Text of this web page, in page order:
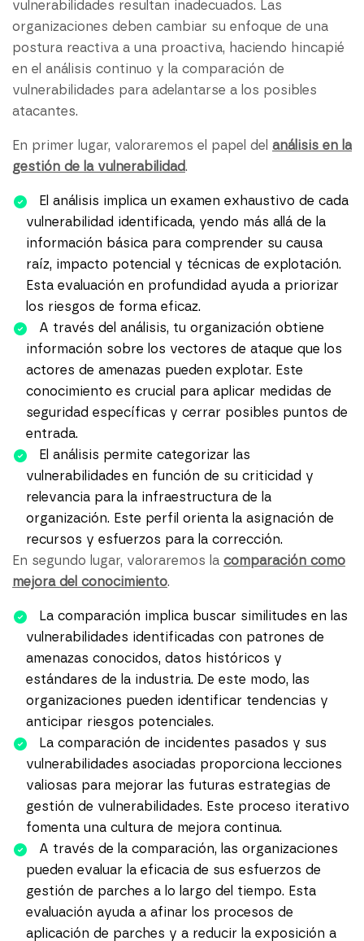
vulnerabilidades resultan inadecuados. Las
organizaciones deben cambiar su enfoque de una
postura reactiva a una proactiva, haciendo hincapié
en el análisis continuo y la comparación de
vulnerabilidades para adelantarse a los posibles
atacantes.
En primer lugar, valoraremos el papel del análisis en la
gestión de la vulnerabilidad.
El análisis implica un examen exhaustivo de cada
vulnerabilidad identificada, yendo más allá de la
información básica para comprender su causa
raíz, impacto potencial y técnicas de explotación.
Esta evaluación en profundidad ayuda a priorizar
los riesgos de forma eficaz.
A través del análisis, tu organización obtiene
información sobre los vectores de ataque que los
actores de amenazas pueden explotar. Este
conocimiento es crucial para aplicar medidas de
seguridad específicas y cerrar posibles puntos de
entrada.
El análisis permite categorizar las
vulnerabilidades en función de su criticidad y
relevancia para la infraestructura de la
organización. Este perfil orienta la asignación de
recursos y esfuerzos para la corrección.
En segundo lugar, valoraremos la comparación como
mejora del conocimiento.
La comparación implica buscar similitudes en las
vulnerabilidades identificadas con patrones de
amenazas conocidos, datos históricos y
estándares de la industria. De este modo, las
organizaciones pueden identificar tendencias y
anticipar riesgos potenciales.
La comparación de incidentes pasados y sus
vulnerabilidades asociadas proporciona lecciones
valiosas para mejorar las futuras estrategias de
gestión de vulnerabilidades. Este proceso iterativo
fomenta una cultura de mejora continua.
A través de la comparación, las organizaciones
pueden evaluar la eficacia de sus esfuerzos de
gestión de parches a lo largo del tiempo. Esta
evaluación ayuda a afinar los procesos de
aplicación de parches y a reducir la exposición a